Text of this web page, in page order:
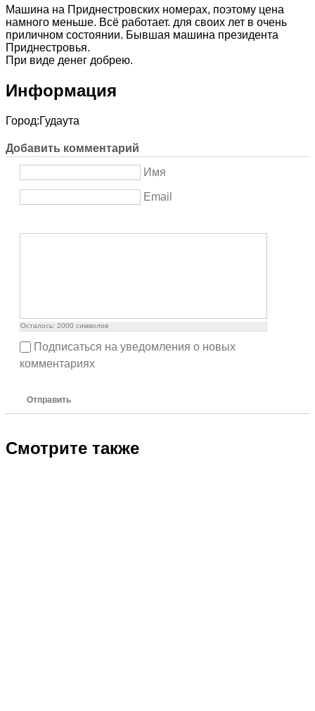
Машина на Приднестровских номерах, поэтому цена
намного меньше. Всё работает. для своих лет в очень
приличном состоянии. Бывшая машина президента
Приднестровья.
При виде денег добрею.
Информация
Город:Гудаута
Добавить комментарий
Имя
Email
Осталось: 2000 символов
Подписаться на уведомления о новых
комментариях
Отправить
Смотрите также